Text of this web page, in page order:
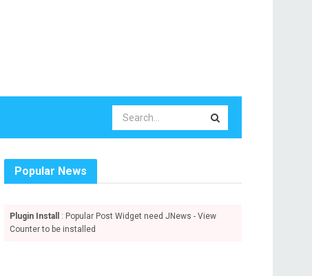
Popular News
Plugin Install
: Popular Post Widget need JNews - View
Counter to be installed